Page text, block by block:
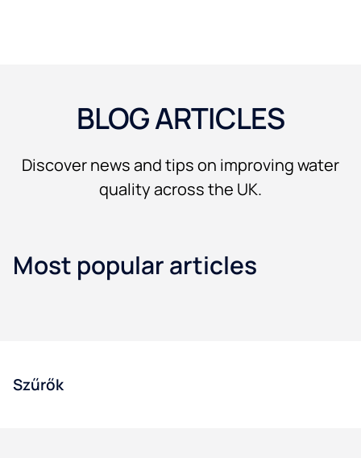
BLOG ARTICLES
Discover news and tips on improving water
quality across the UK.
Most popular articles
Szűrők